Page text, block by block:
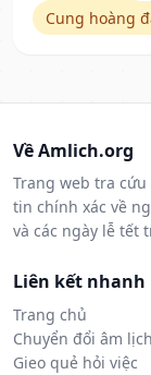
Cung hoàng
Về Amlich.org
Trang web tra
tin chính xác về
và các ngày lễ tết
Liên kết nhanh
Trang chủ
Chuyển đổi âm lịch
Gieo quẻ hỏi việc